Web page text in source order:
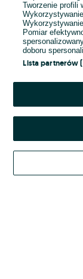
Hasło
Kontynuując za
Tworzenie profili
Pomiar
doboru
Lista partnerów